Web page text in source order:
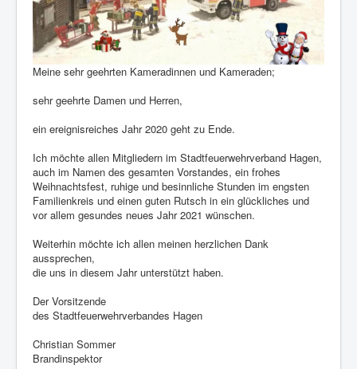
Berichte
Impressum
Datenschutz
Meine sehr geehrten Kameradinnen und Kameraden;
sehr geehrte Damen und Herren,
ein ereignisreiches Jahr 2020 geht zu Ende.
Ich möchte allen Mitgliedern im Stadtfeuerwehrverband Hagen,
auch im Namen des gesamten Vorstandes, ein frohes
Weihnachtsfest, ruhige und besinnliche Stunden im engsten
Familienkreis und einen guten Rutsch in ein glückliches und
vor allem gesundes neues Jahr 2021 wünschen.
Weiterhin möchte ich allen meinen herzlichen Dank
aussprechen,
die uns in diesem Jahr unterstützt haben.
Der Vorsitzende
des Stadtfeuerwehrverbandes Hagen
Christian Sommer
Brandinspektor